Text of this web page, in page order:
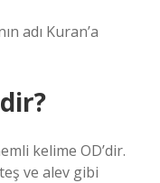
adı Kuran’a
kelime OD’dir.
ve alev gibi